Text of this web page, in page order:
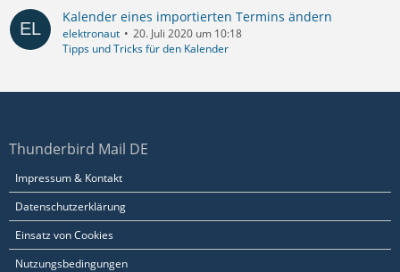
Kalender eines importierten Termins ändern
elektronaut
20. Juli 2020 um 10:18
Tipps und Tricks für den Kalender
Thunderbird Mail DE
Impressum & Kontakt
Datenschutzerklärung
Einsatz von Cookies
Nutzungsbedingungen